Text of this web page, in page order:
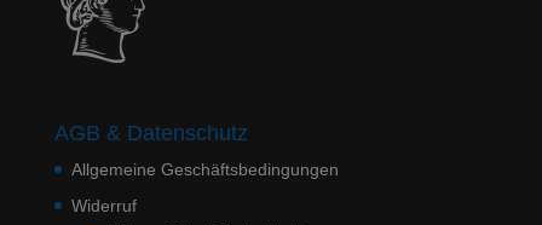
AGB & Datenschutz
Allgemeine Geschäftsbedingungen
Widerruf